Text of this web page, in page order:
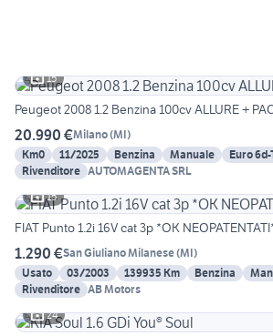
15
Peugeot 2008 1.2 Benzina 100cv ALLURE +
20.990 €Milano(MI)
Km0
11/2025 Benzina Manuale
Euro 6d-
Rivenditore AUTOMAGENTA SRL
15
FIAT Punto 1.2i 16V cat 3p *OK
1.290 €San Giuliano Milanese(MI)
Usato
03/2003 139935 Km Benzina
Rivenditore AB Motors
24